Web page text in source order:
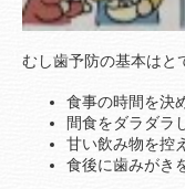
むし歯予防の基本はと
食事の時間を決
間食をダラダラ
甘い飲み物を控
食後に歯みがき